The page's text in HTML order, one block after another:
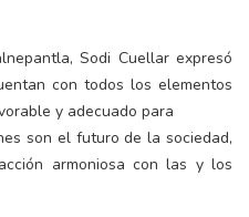
Sodi Cuellar expresó
con todos los elementos
y adecuado para
son el futuro de la sociedad,
armoniosa con las y los